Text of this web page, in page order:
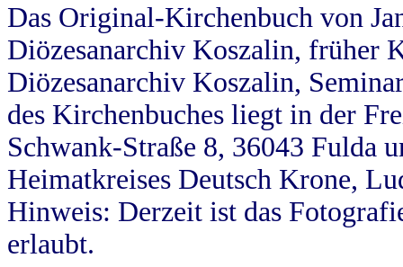
Das Original-Kirchenbuch von
Diözesanarchiv Koszalin, früher
Diözesanarchiv Koszalin,
des Kirchenbuches liegt in der
Schwank-Straße 8, 36043 Fulda
Heimatkreises Deutsch Krone,
Hinweis: Derzeit ist das
erlaubt.